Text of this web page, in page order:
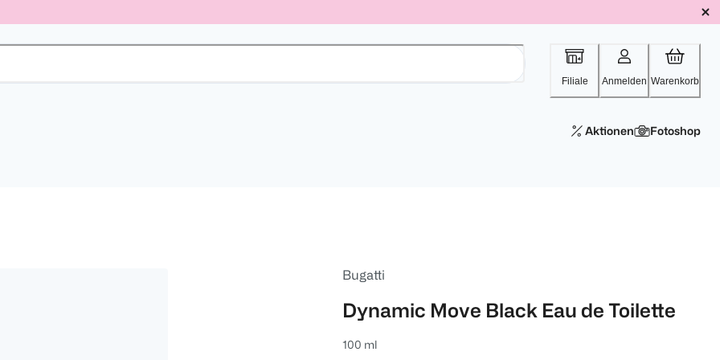
Filiale Anmelden Warenkorb
Aktionen Fotoshop
Bugatti
Dynamic Move Black Eau de Toilette
100 ml